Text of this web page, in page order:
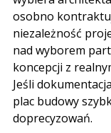
osobno
niezależność
nad wyborem
koncepcji z
Jeśli
plac budowy
doprecyzowań.